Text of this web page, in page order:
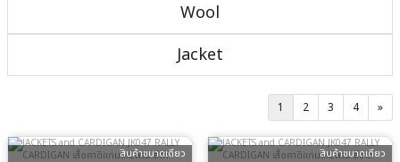
Wool
Jacket
1 2 3 4 »
สินค้าขนาดเดียว สินค้าขนาดเดียว